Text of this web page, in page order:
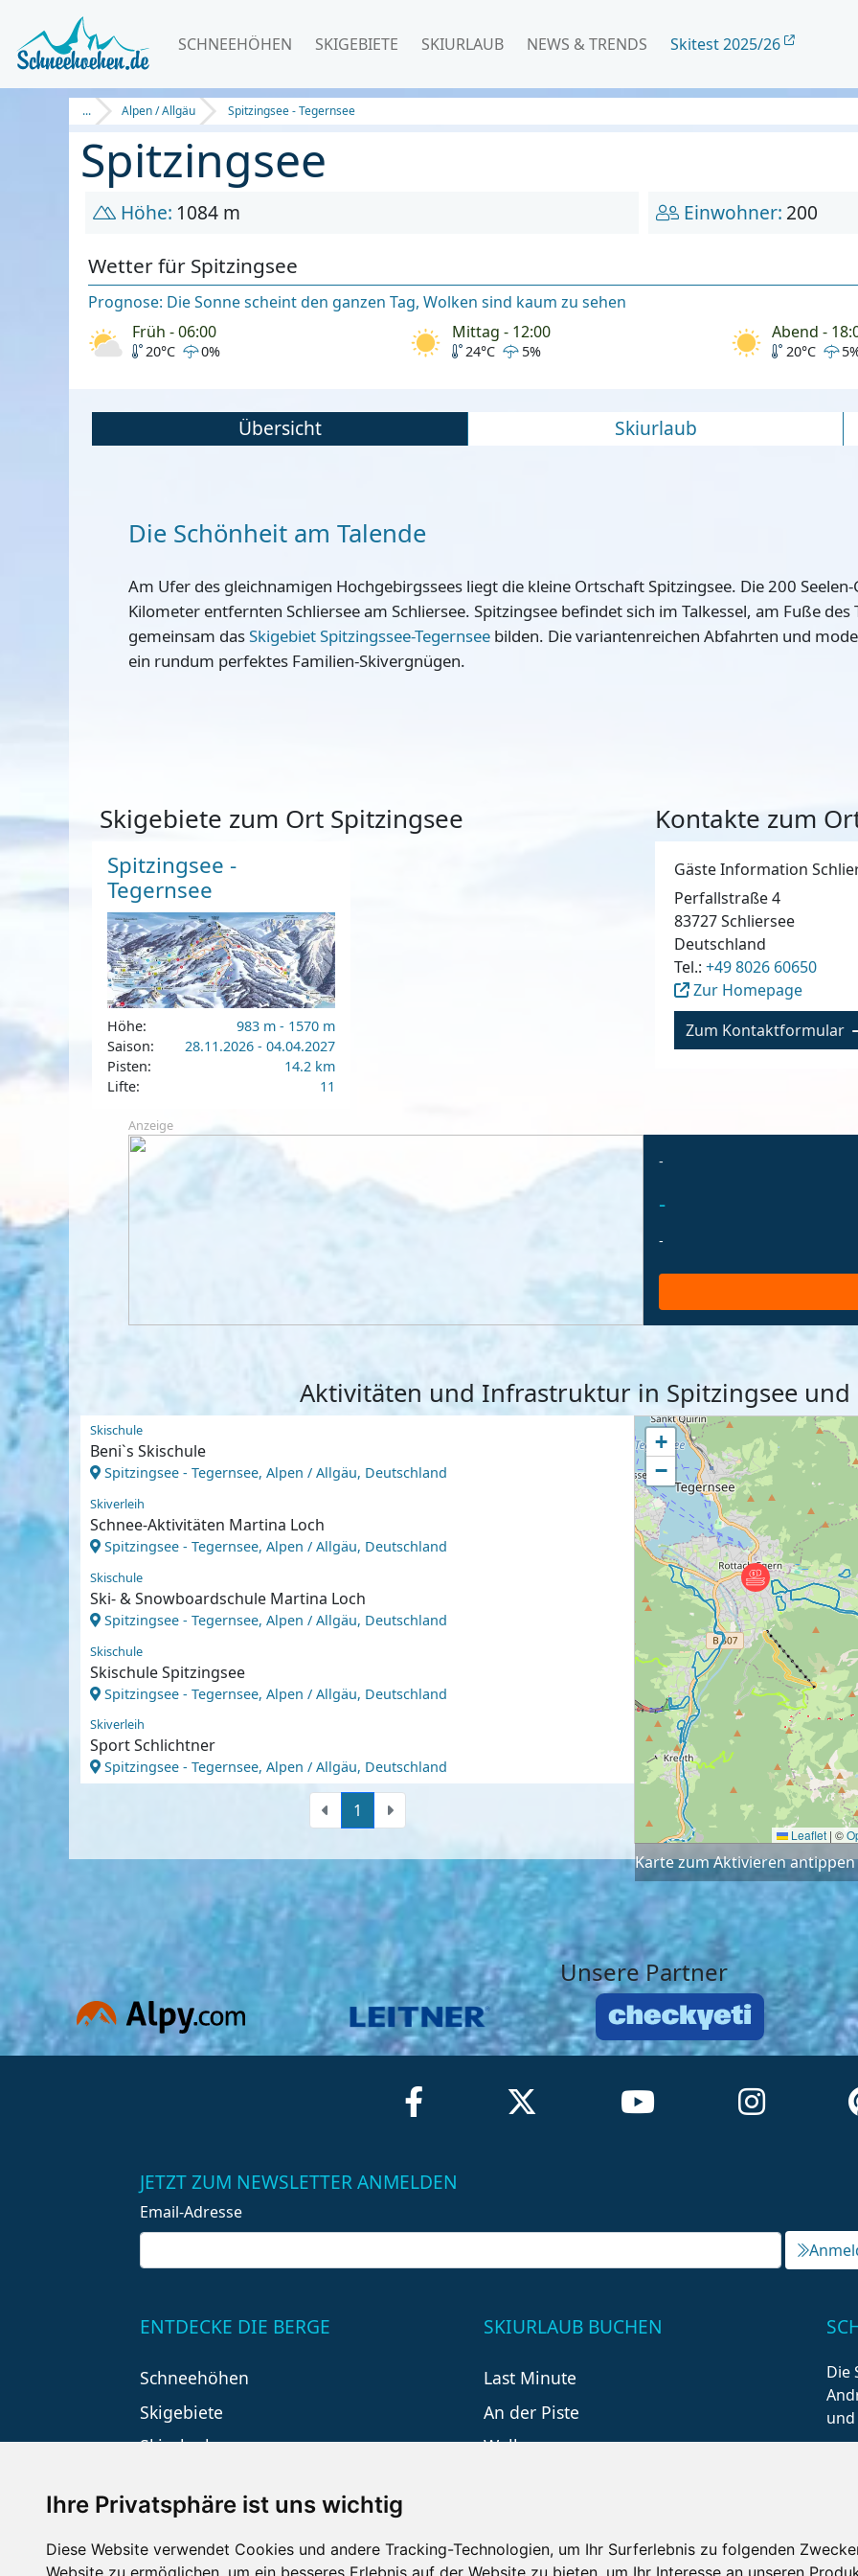
Ihre Privatsphäre ist uns wichtig
Diese Website verwendet Cookies und andere Tracking-Technologien, um Ihr Surferlebnis zu folgenden
Website zu ermöglichen um ein besseres Erlebnis auf der Website zu bieten um Ihr Interesse an unseren
SCHNEEHÖHEN SKIGEBIETE SKIURLAUB NEWS & TRENDS Skitest 2025/26
... Alpen / Allgäu Spitzingsee - Tegernsee
Spitzingsee
Höhe: 1084 m Einwohner: 200
Wetter für Spitzingsee
Prognose: Die Sonne scheint den ganzen Tag, Wolken sind kaum zu sehen
Früh - 06:00
20°C 0%
Mittag - 12:00
24°C 5%
Abend -
20°C
Übersicht Skiurlaub
Die Schönheit am Talende
Am Ufer des gleichnamigen Hochgebirgssees liegt die kleine Ortschaft Spitzingsee. Die 200
Kilometer entfernten Schliersee am Schliersee. Spitzingsee befindet sich im Talkessel, am Fuße
gemeinsam dasSkigebiet Spitzingssee-Tegernsee bilden. Die variantenreichen Abfahrten und
ein rundum perfektes Familien-Skivergnügen.
Skigebiete zum Ort Spitzingsee
Spitzingsee -
Tegernsee
Höhe:
983 m - 1570 m
Saison:
28.11.2026 - 04.04.2027
Pisten:
14.2 km
Lifte:
11
Kontakte zum
Gäste Information
Perfallstraße 4
83727Schliersee
Deutschland
Tel.: +49 8026 60650
Zur Homepage
Zum Kontaktformular
Anzeige
-
-
-
Aktivitäten und Infrastruktur in Spitzingsee
Skischule
Beni`s Skischule
Spitzingsee - Tegernsee, Alpen / Allgäu, Deutschland
Skiverleih
Schnee-Aktivitäten Martina Loch
Spitzingsee - Tegernsee, Alpen / Allgäu, Deutschland
Skischule
Ski- & Snowboardschule Martina Loch
Spitzingsee - Tegernsee, Alpen / Allgäu, Deutschland
Skischule
Skischule Spitzingsee
Spitzingsee - Tegernsee, Alpen / Allgäu, Deutschland
Skiverleih
Sport Schlichtner
Spitzingsee - Tegernsee, Alpen / Allgäu, Deutschland
1
+
−
Leaflet | ©
Karte zum Aktivieren antippen
Unsere Partner
JETZT ZUM NEWSLETTER ANMELDEN
Email-Adresse
ENTDECKE DIE BERGE
Schneehöhen
Skigebiete
Skiurlaub
SKIURLAUB BUCHEN
Last Minute
An der Piste
Wellness
Die